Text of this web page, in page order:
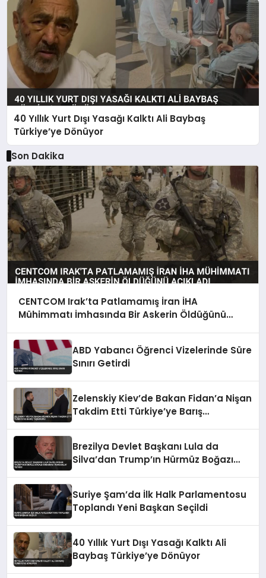
40 Yıllık Yurt Dışı Yasağı Kalktı Ali Baybaş
Türkiye’ye Dönüyor
Son Dakika
CENTCOM Irak’ta Patlamamış İran İHA
Mühimmatı İmhasında Bir Askerin Öldüğünü
ABD Yabancı Öğrenci Vizelerinde Süre
Sınırı Getirdi
Zelenskiy Kiev’de Bakan Fidan’a Nişan
Takdim Etti Türkiye’ye Barış
Brezilya Devlet Başkanı Lula da
Silva’dan Trump’ın Hürmüz Boğazı
Suriye Şam’da İlk Halk Parlamentosu
Toplandı Yeni Başkan Seçildi
40 Yıllık Yurt Dışı Yasağı Kalktı Ali
Baybaş Türkiye’ye Dönüyor